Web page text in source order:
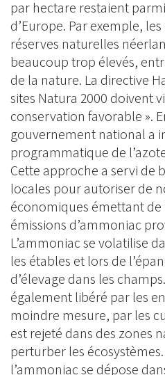
par hectare restaient
d’Europe. Par exemple,
réserves naturelles
beaucoup trop élevés,
de la nature. La directive
sites Natura 2000 doivent
conservation favorable ».
gouvernement national a
programmatique de
Cette approche a servi de
locales pour autoriser de
économiques émettant
émissions d’ammoniac
L’ammoniac se volatilise
les étables et lors de
d’élevage dans les
également libéré par les
moindre mesure, par les
est rejeté dans des zones
perturber les
l’ammoniac se dépose